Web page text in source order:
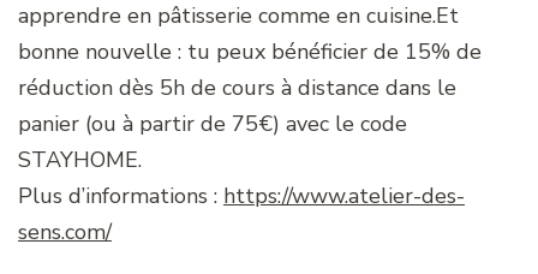
apprendre en pâtisserie comme en cuisine.Et
bonne nouvelle : tu peux bénéficier de 15% de
réduction dès 5h de cours à distance dans le
panier (ou à partir de 75€) avec le code
STAYHOME.
Plus d’informations : https://www.atelier-des-
sens.com/